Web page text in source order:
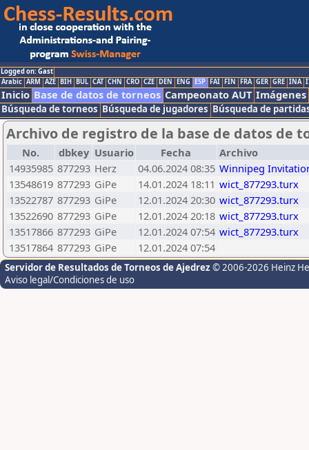
Logged on: Gast
Arabic ARM AZE BIH BUL CAT CHN CRO CZE DEN ENG ESP FAI FIN FRA GER GRE INA
Inicio Base de datos de torneos Campeonato AUT Imágenes
Búsqueda de torneos Búsqueda de jugadores Búsqueda de
Archivo de registro de la base de datos de
No. dbkey Usuario Fecha
Archivo
14935985 877293 Herz 04.06.2024 08:35 Winnipeg
13548619 877293 GiPe 14.01.2024 18:11 wict_877293.turx
13522787 877293 GiPe 12.01.2024 20:30 wict_877293.turx
13522690 877293 GiPe 12.01.2024 20:18 wict_877293.turx
13517866 877293 GiPe 12.01.2024 07:54 wict_877293.turx
13517864 877293 GiPe 12.01.2024 07:54
Servidor de Resultados de Torneos de Ajedrez © 2006-2026 Heinz
Aviso legal/Condiciones de uso